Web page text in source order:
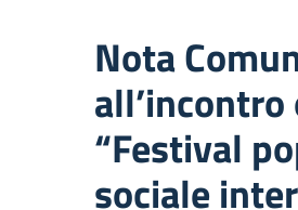
Nota
“Festival
sociale